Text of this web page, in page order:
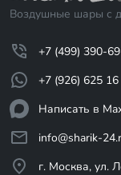
Воздушные шары с
+7 (499) 390-
+7 (926) 625
Написать в
info@sharik-
г. Москва, ул.